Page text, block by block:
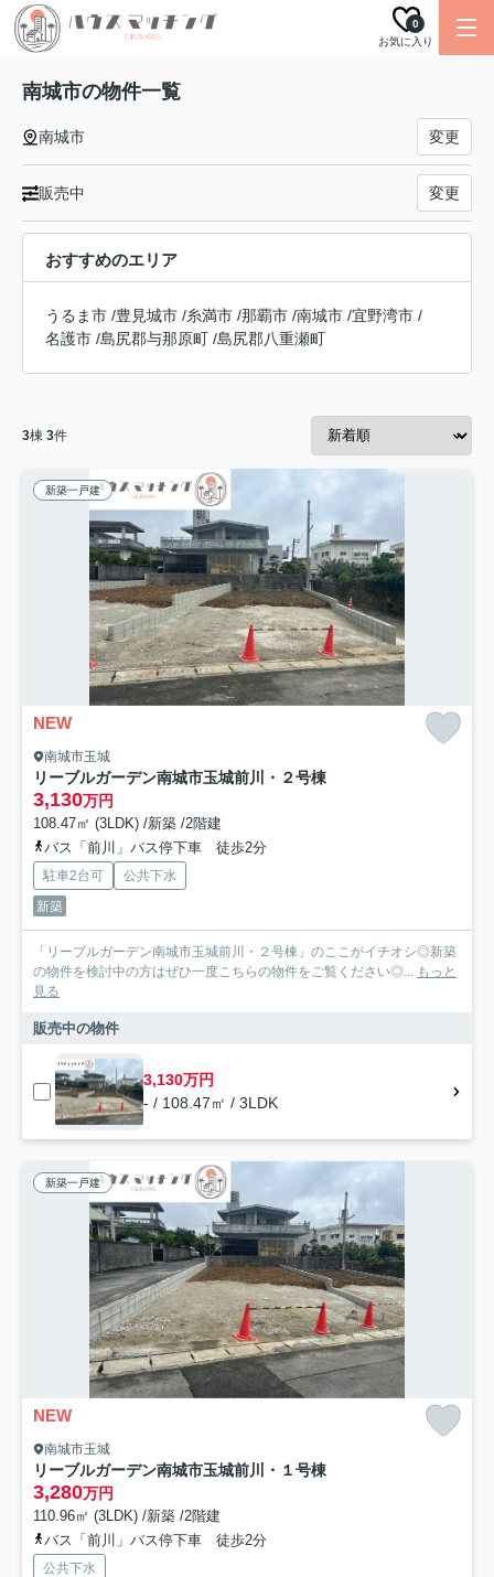
お気に入り
0
南城市の物件一覧
南城市 変更
販売中 変更
おすすめのエリア
うるま市 /豊見城市 /糸満市 /那覇市 /南城市 /宜野湾市 /
名護市 /島尻郡与那原町 /島尻郡八重瀬町
3棟 3件
新築一戸建
NEW
南城市玉城
リーブルガーデン南城市玉城前川・２号棟
3,130万円
108.47㎡ (3LDK) /新築 /2階建
バス「前川」バス停下車 徒歩2分
駐車2台可
公共下水
新築
「リーブルガーデン南城市玉城前川・２号棟」のここがイチオシ◎新築
の物件を検討中の方はぜひ一度こちらの物件をご覧ください◎... もっと
見る
販売中の物件
3,130万円
- / 108.47㎡ / 3LDK
新築一戸建
NEW
南城市玉城
リーブルガーデン南城市玉城前川・１号棟
3,280万円
110.96㎡ (3LDK) /新築 /2階建
バス「前川」バス停下車 徒歩2分
公共下水